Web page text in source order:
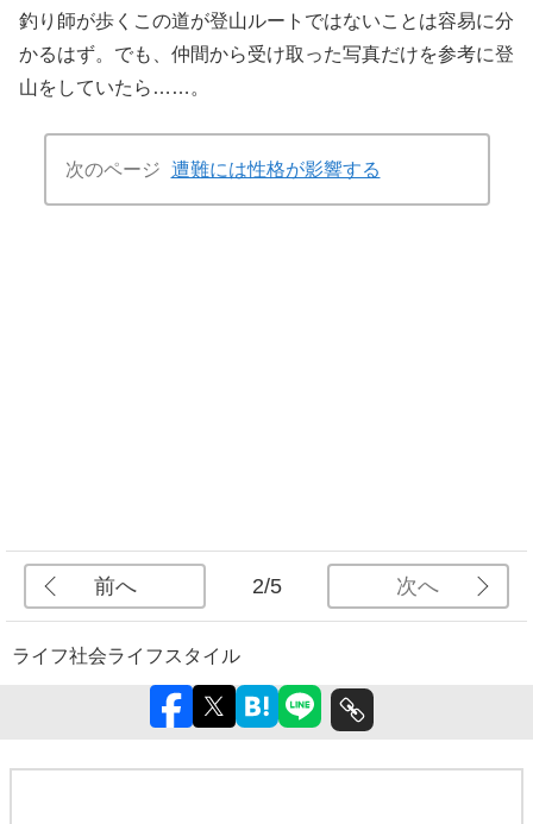
釣り師が歩くこの道が登山ルートではないことは容易に分
かるはず。でも、仲間から受け取った写真だけを参考に登
山をしていたら……。
次のページ 遭難には性格が影響する
前へ 2/5 次へ
ライフ社会ライフスタイル